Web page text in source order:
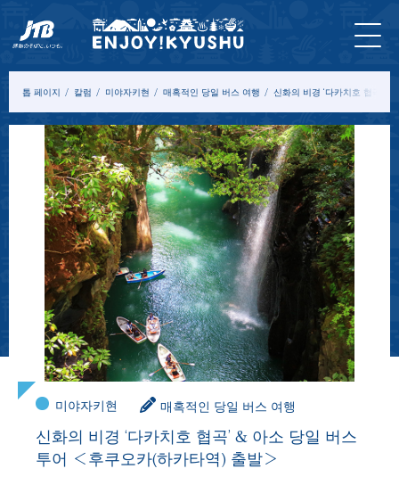
톱 페이지 칼럼 미야자키현 매혹적인 당일 버스 여행 신화의 비경 ‘다카치호 협곡’
미야자키현 매혹적인 당일 버스 여행
신화의 비경 ‘다카치호 협곡’ & 아소 당일 버스
투어 ＜후쿠오카(하카타역) 출발＞
홈 페
이지
최신
정보
투어&
체험
입장
권